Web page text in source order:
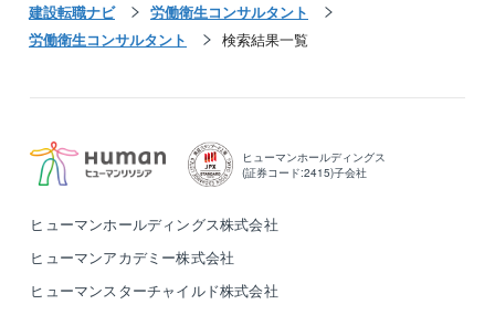
建設転職ナビ
労働衛生コンサルタント
労働衛生コンサルタント
検索結果一覧
ヒューマンホールディングス
(証券コード:2415)子会社
ヒューマンホールディングス株式会社
ヒューマンアカデミー株式会社
ヒューマンスターチャイルド株式会社